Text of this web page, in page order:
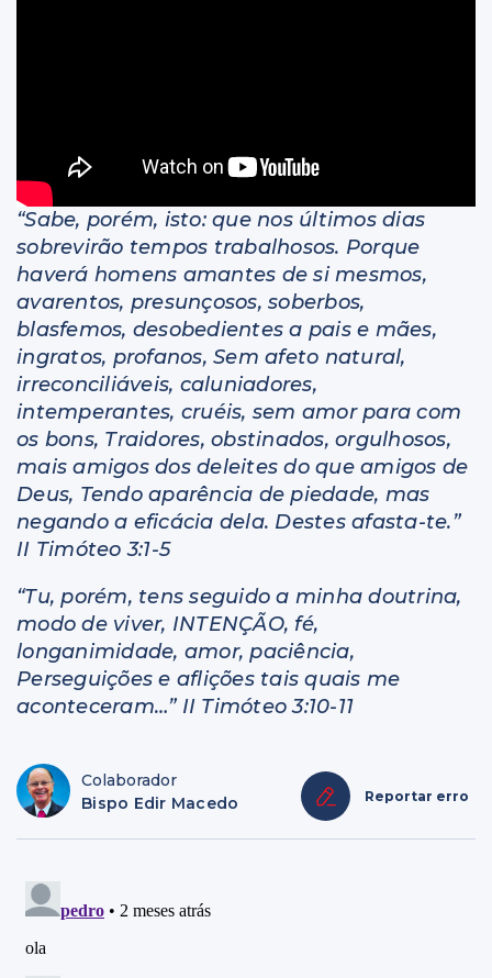
“Sabe, porém, isto: que nos últimos dias
sobrevirão tempos trabalhosos. Porque
haverá homens amantes de si mesmos,
avarentos, presunçosos, soberbos,
blasfemos, desobedientes a pais e mães,
ingratos, profanos, Sem afeto natural,
irreconciliáveis, caluniadores,
intemperantes, cruéis, sem amor para com
os bons, Traidores, obstinados, orgulhosos,
mais amigos dos deleites do que amigos de
Deus, Tendo aparência de piedade, mas
negando a eficácia dela. Destes afasta-te.”
II Timóteo 3:1-5
“Tu, porém, tens seguido a minha doutrina,
modo de viver, INTENÇÃO, fé,
longanimidade, amor, paciência,
Perseguições e aflições tais quais me
aconteceram…” II Timóteo 3:10-11
Colaborador
Bispo Edir Macedo
Reportar erro